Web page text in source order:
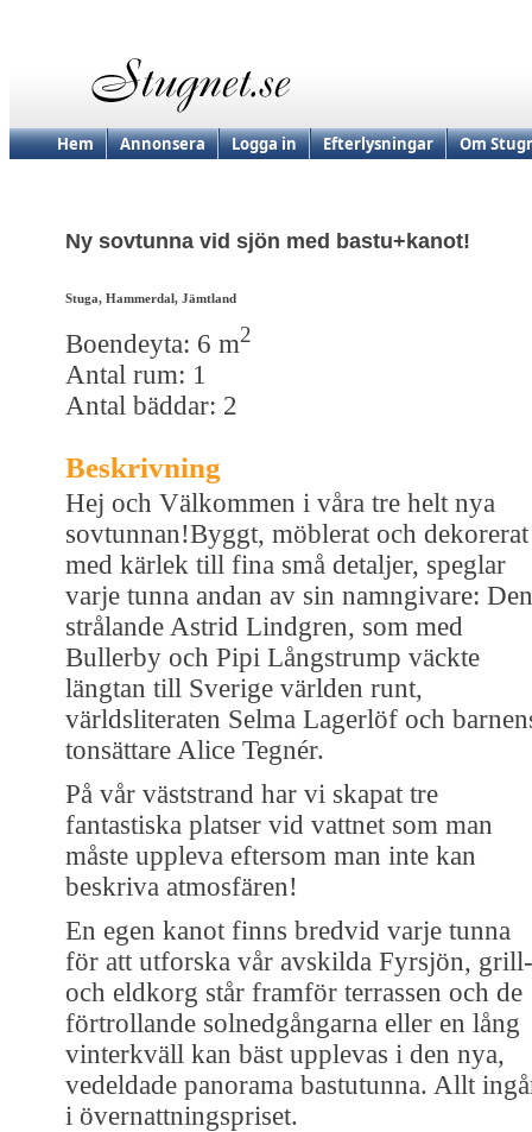
Hem Annonsera Logga in Efterlysningar Om
Ny sovtunna vid sjön med bastu+kanot!
Stuga, Hammerdal, Jämtland
Boendeyta: 6 m2
Antal rum: 1
Antal bäddar: 2
Beskrivning
Hej och Välkommen i våra tre helt nya
sovtunnan!Byggt, möblerat och dekorerat
med kärlek till fina små detaljer, speglar
varje tunna andan av sin namngivare: Den
strålande Astrid Lindgren, som med
Bullerby och Pipi Långstrump väckte
längtan till Sverige världen runt,
världsliteraten Selma Lagerlöf och
tonsättare Alice Tegnér.
På vår väststrand har vi skapat tre
fantastiska platser vid vattnet som man
måste uppleva eftersom man inte kan
beskriva atmosfären!
En egen kanot finns bredvid varje tunna
för att utforska vår avskilda Fyrsjön, grill-
och eldkorg står framför terrassen och de
förtrollande solnedgångarna eller en lång
vinterkväll kan bäst upplevas i den nya,
vedeldade panorama bastutunna. Allt
i övernattningspriset.